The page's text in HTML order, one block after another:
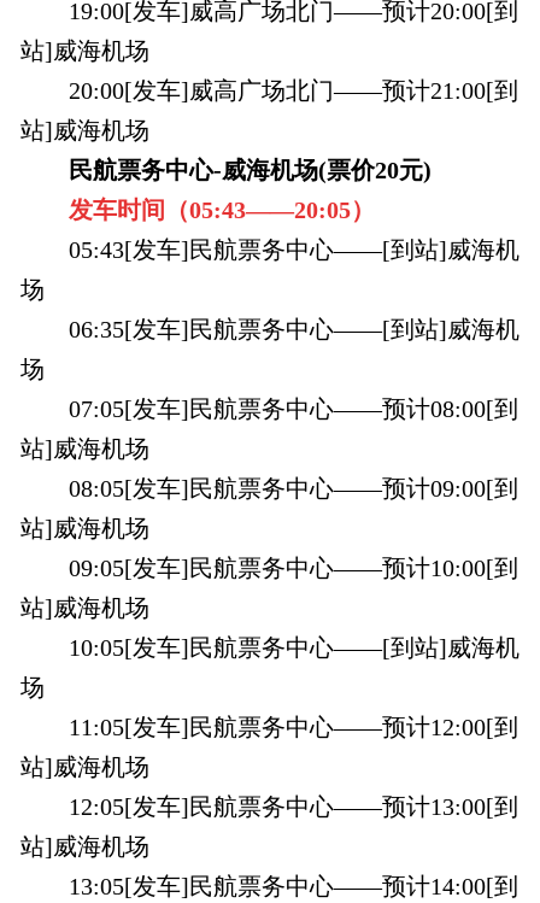
19:00[发车]威高广场北门——预计20:00[到
站]威海机场
20:00[发车]威高广场北门——预计21:00[到
站]威海机场
民航票务中心-威海机场(票价20元)
发车时间（05:43——20:05）
05:43[发车]民航票务中心——[到站]威海机
场
06:35[发车]民航票务中心——[到站]威海机
场
07:05[发车]民航票务中心——预计08:00[到
站]威海机场
08:05[发车]民航票务中心——预计09:00[到
站]威海机场
09:05[发车]民航票务中心——预计10:00[到
站]威海机场
10:05[发车]民航票务中心——[到站]威海机
场
11:05[发车]民航票务中心——预计12:00[到
站]威海机场
12:05[发车]民航票务中心——预计13:00[到
站]威海机场
13:05[发车]民航票务中心——预计14:00[到